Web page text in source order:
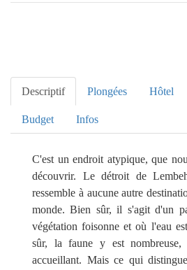
Descriptif Plongées Hôtel
Budget Infos
Descriptif
C'est un endroit atypique, que
découvrir. Le détroit de
ressemble à aucune autre
monde. Bien sûr, il s'agit d'un
végétation foisonne et où l'eau
sûr, la faune y est
accueillant. Mais ce qui